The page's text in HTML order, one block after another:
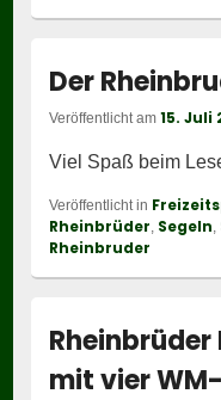
Der
Veröffentlicht am15. Juli
Viel Spaß beim
Veröffentlicht in
Rheinbrüder, Segeln,
Rheinbruder
mit vier